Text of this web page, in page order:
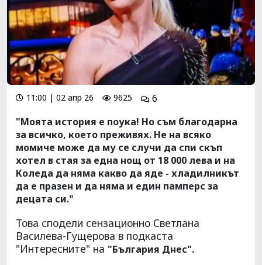
11:00 | 02 апр 26 9625
6
"Моята история е поука! Но съм благодарна
за всичко, което преживях. Не на всяко
момиче може да му се случи да спи скъп
хотел в стая за една нощ от 18 000 лева и на
Коледа да няма какво да яде - хладилникът
да е празен и да няма и един памперс за
децата си."
Това сподели сензационно Светлана
Василева-Гущерова в подкаста
"Интересните" на "България Днес".